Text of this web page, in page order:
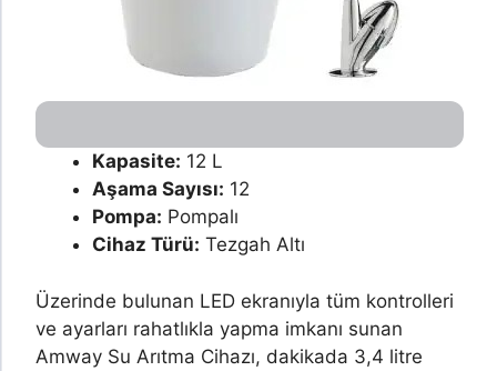
Kapasite: 12 L
Aşama Sayısı: 12
Pompa: Pompalı
Cihaz Türü: Tezgah Altı
Üzerinde bulunan LED ekranıyla tüm kontrolleri
ve ayarları rahatlıkla yapma imkanı sunan
Amway Su Arıtma Cihazı, dakikada 3,4 litre